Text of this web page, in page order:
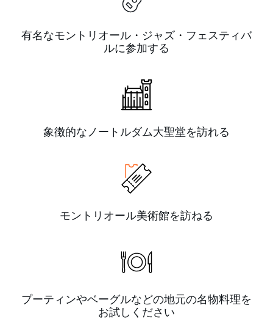
有名なモントリオール・ジャズ・フェスティバ
ルに参加する
象徴的なノートルダム大聖堂を訪れる
モントリオール美術館を訪ねる
プーティンやベーグルなどの地元の名物料理を
お試しください